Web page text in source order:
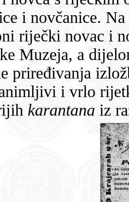
Na izložbi je
rĳečki novac i
Muzeja, a
i
rijetki primjerci poput jednog od
karantana